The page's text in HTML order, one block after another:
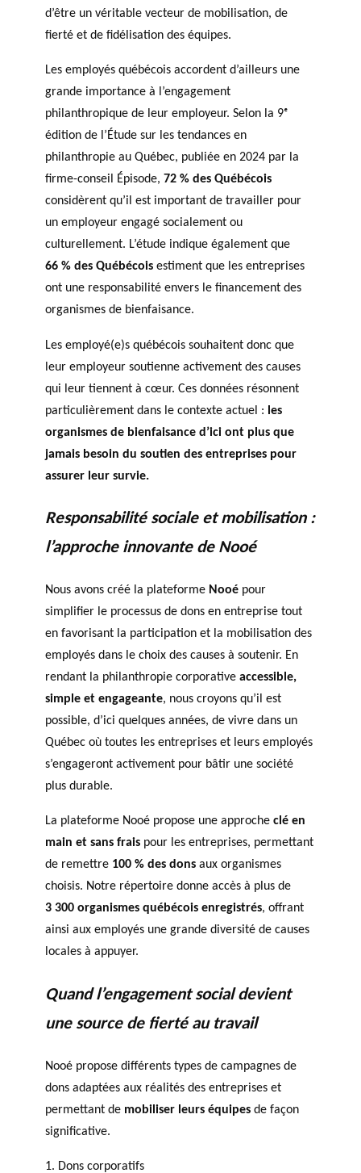
GLOSSARY
ESSENTIAL PHILANTHROPIC
TERMS
Support
for NPOs
Database
PHILAB AWARD
PHILAB PODCAST
d’être un véritable vecteur de mobilisation, de
fierté et de fidélisation des équipes.
Les employés québécois accordent d’ailleurs une
grande importance à l’engagement
philanthropique de leur employeur. Selon la 9ᵉ
édition de l’Étude sur les tendances en
philanthropie au Québec, publiée en 2024 par la
firme-conseil Épisode, 72 % des Québécois
considèrent qu’il est important de travailler pour
un employeur engagé socialement ou
culturellement. L’étude indique également que
66 % des Québécois estiment que les entreprises
ont une responsabilité envers le financement des
organismes de bienfaisance.
Les employé(e)s québécois souhaitent donc que
leur employeur soutienne activement des causes
qui leur tiennent à cœur. Ces données résonnent
particulièrement dans le contexte actuel : les
organismes de bienfaisance d’ici ont plus que
jamais besoin du soutien des entreprises pour
assurer leur survie.
Responsabilité sociale et mobilisation :
l’approche innovante de Nooé
Nous avons créé la plateforme Nooé pour
simplifier le processus de dons en entreprise tout
en favorisant la participation et la mobilisation des
employés dans le choix des causes à soutenir. En
rendant la philanthropie corporative accessible,
simple et engageante, nous croyons qu’il est
possible, d’ici quelques années, de vivre dans un
Québec où toutes les entreprises et leurs employés
s’engageront activement pour bâtir une société
plus durable.
La plateforme Nooé propose une approche clé en
main et sans frais pour les entreprises, permettant
de remettre 100 % des dons aux organismes
choisis. Notre répertoire donne accès à plus de
3 300 organismes québécois enregistrés, offrant
ainsi aux employés une grande diversité de causes
locales à appuyer.
Quand l’engagement social devient
une source de fierté au travail
Nooé propose différents types de campagnes de
dons adaptées aux réalités des entreprises et
permettant de mobiliser leurs équipes de façon
significative.
1. Dons corporatifs